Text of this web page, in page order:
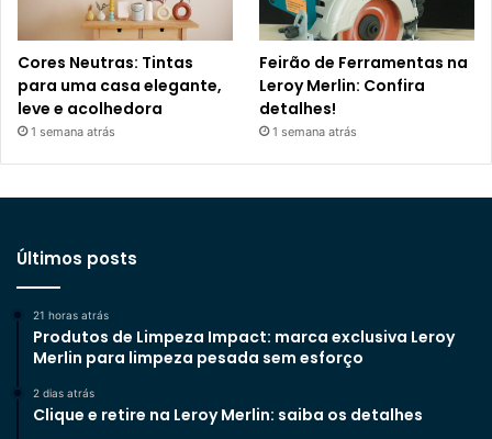
Cores Neutras: Tintas
para uma casa elegante,
leve e acolhedora
1 semana atrás
Feirão de Ferramentas na
Leroy Merlin: Confira
detalhes!
1 semana atrás
Últimos posts
21 horas atrás
Produtos de Limpeza Impact: marca exclusiva Leroy
Merlin para limpeza pesada sem esforço
2 dias atrás
Clique e retire na Leroy Merlin: saiba os detalhes